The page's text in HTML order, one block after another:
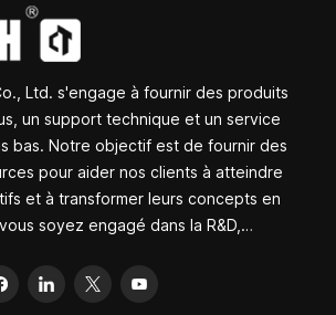
Ltd. s'engage à fournir des produits
un support technique et un service
bas. Notre objectif est de fournir des
pour aider nos clients à atteindre
et à transformer leurs concepts en
soyez engagé dans la R&D,
les petites machines-outils de Bite
de répondre à vos besoins plus